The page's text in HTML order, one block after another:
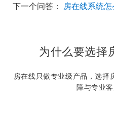
下一个问答：
房在线系统
为什么要选择
房在线只做专业级产品，选择
障与专业客